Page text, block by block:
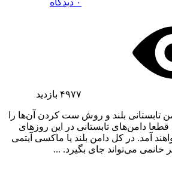
۰ دیدگاه
۴۹۷۷ بازدید
۹ مدل دامن تابستانی بلند و روش ست کردن آن‌ها را
دامن‌های تابستانی در این روزهای
آمد. در کل دامن بلند یا ماکسی آیتمی
می‌تواند جای بگیرد. ...